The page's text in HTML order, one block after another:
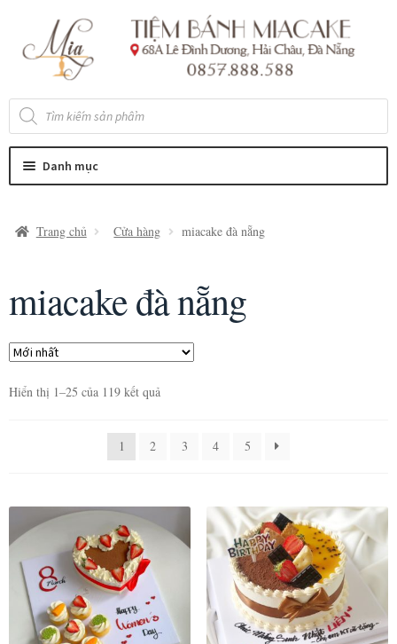
đến
Điều
đến
nội
Tìm
kiếm
sản
Danh mục
Trang chủ Cửa hàng miacake đà nẵng
miacake đà nẵng
Hiển thị 1–25 của 119 kết quả
1 2 3 4 5